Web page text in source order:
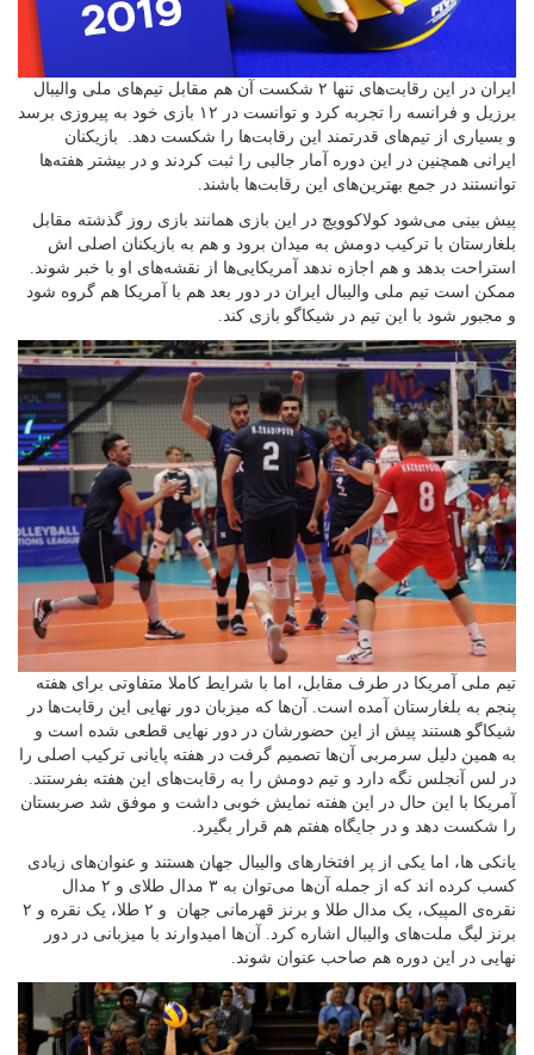
ایران در این رقابت‌های تنها ۲ شکست آن هم مقابل تیم‌های ملی والیبال
برزیل و فرانسه را تجربه کرد و توانست در ۱۲ بازی خود به پیروزی برسد
و بسیاری از تیم‌های قدرتمند این رقابت‌ها را شکست دهد. بازیکنان
ایرانی همچنین در این دوره آمار جالبی را ثبت کردند و در بیشتر هفته‌ها
توانستند در جمع بهترین‌های این رقابت‌ها باشند.
پیش بینی می‌شود کولاکوویچ در این بازی همانند بازی روز گذشته مقابل
بلغارستان با ترکیب دومش به میدان برود و هم به بازیکنان اصلی اش
استراحت بدهد و هم اجازه ندهد آمریکایی‌ها از نقشه‌های او با خبر شوند.
ممکن است تیم ملی والیبال ایران در دور بعد هم با آمریکا هم گروه شود
و مجبور شود با این تیم در شیکاگو بازی کند.
تیم ملی آمریکا در طرف مقابل، اما با شرایط کاملا متفاوتی برای هفته
پنجم به بلغارستان آمده است. آن‌ها که میزبان دور نهایی این رقابت‌ها در
شیکاگو هستند پیش از این حضورشان در دور نهایی قطعی شده است و
به همین دلیل سرمربی آن‌ها تصمیم گرفت در هفته پایانی ترکیب اصلی را
در لس آنجلس نگه دارد و تیم دومش را به رقابت‌های این هفته بفرستند.
آمریکا با این حال در این هفته نمایش خوبی داشت و موفق شد صربستان
را شکست دهد و در جایگاه هفتم هم قرار بگیرد.
یانکی ها، اما یکی از پر افتخار‌های والیبال جهان هستند و عنوان‌های زیادی
کسب کرده اند که از جمله آن‌ها می‌توان به ۳ مدال طلای و ۲ مدال
نقره‌ی المپیک، یک مدال طلا و برنز قهرمانی جهان و ۲ طلا، یک نقره و ۲
برنز لیگ ملت‌های والیبال اشاره کرد. آن‌ها امیدوارند با میزبانی در دور
نهایی در این دوره هم صاحب عنوان شوند.